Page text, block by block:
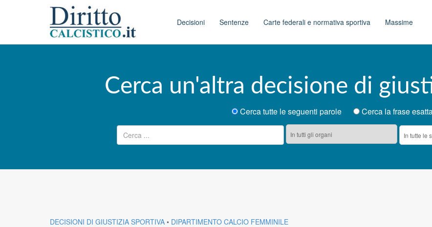
Main menu Decisioni Sentenze Carte federali e normativa sportiva Massime
Cerca un'altra decisione di
Cerca tutte le seguenti parole
Cerca la frase
Ricerca per:
DECISIONI DI GIUSTIZIA SPORTIVA • DIPARTIMENTO CALCIO FEMMINILE